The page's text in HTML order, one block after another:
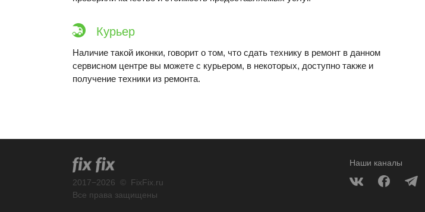
Курьер
Наличие такой иконки, говорит о том, что сдать технику в ремонт в данном
сервисном центре вы можете с курьером, в некоторых, доступно также и
получение техники из ремонта.
2017−2026 © FixFix.ru
Все права защищены
Наши каналы